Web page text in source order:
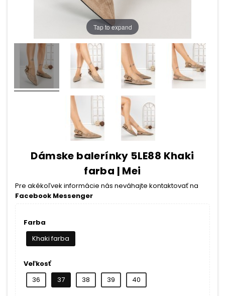
Tap to expand
Dámske balerínky 5LE88 Khaki
farba | Mei
Pre akékoľvek informácie nás neváhajte kontaktovať na
Facebook Messenger
Farba
Khaki farba
Veľkosť
36
37 38 39 40